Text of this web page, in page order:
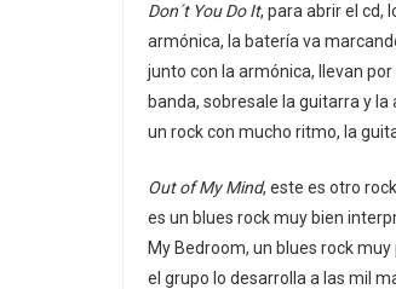
Don´t You Do It, para abrir el cd,
armónica, la batería va
junto con la armónica, llevan
banda, sobresale la guitarra y
un rock con mucho ritmo, la
Out of My Mind, este es otro
es un blues rock muy bien
My Bedroom, un blues rock
el grupo lo desarrolla a las mil